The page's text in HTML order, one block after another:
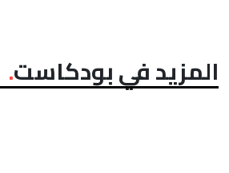
المزيد في بودكاست